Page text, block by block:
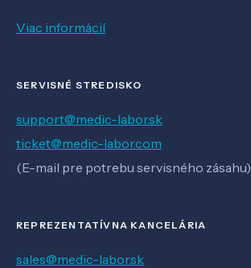
Viac informácií
SERVISNÉ STREDISKO
support@medic-labor.sk
ticket@medic-labor.com
(E-mail pre potrebu servisného zásahu)
REPREZENTATÍVNA KANCELÁRIA
sales@medic-labor.sk